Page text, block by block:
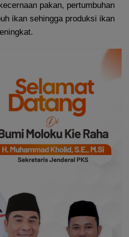
pakan, pertumbuhan
ikan sehingga produksi ikan